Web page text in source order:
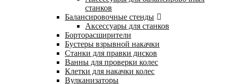
станков
Балансировочные стенды
Аксессуары для станков
Борторасширители
Бустеры взрывной накачки
Станки для правки дисков
Ванны для проверки колес
Клетки для накачки колес
Вулканизаторы